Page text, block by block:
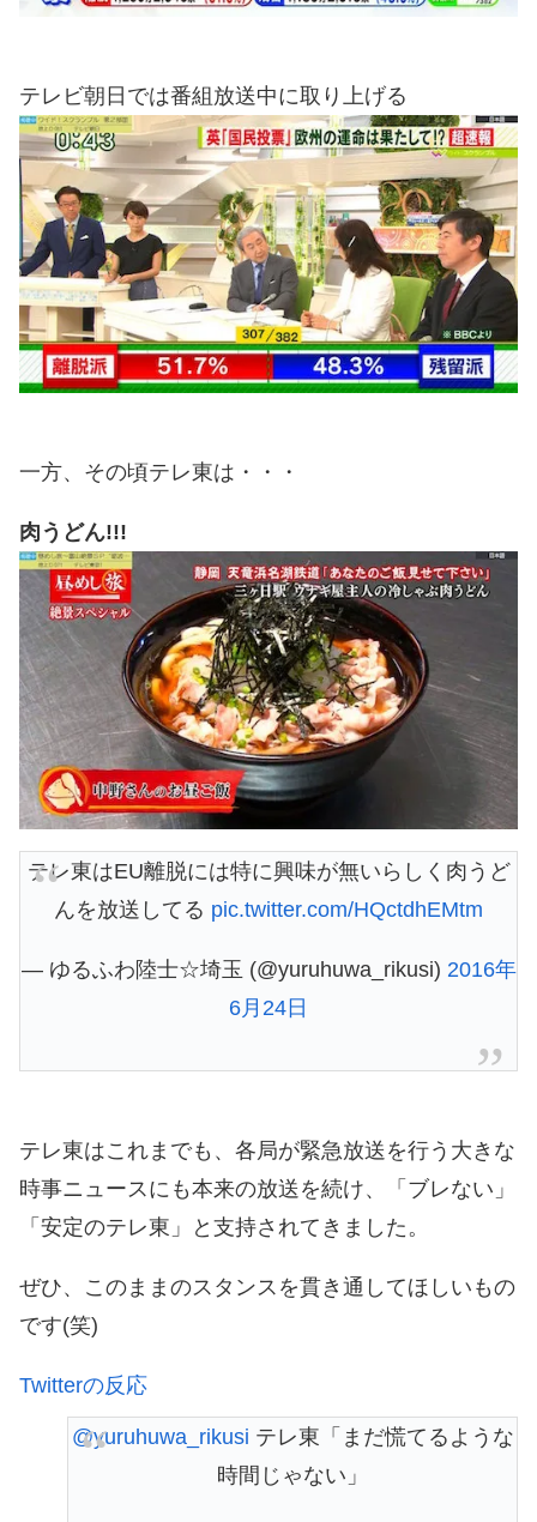
テレビ朝日では番組放送中に取り上げる
一方、その頃テレ東は・・・
肉うどん!!!
テレ東はEU離脱には特に興味が無いらしく肉うど
んを放送してる pic.twitter.com/HQctdhEMtm
— ゆるふわ陸士☆埼玉 (@yuruhuwa_rikusi) 2016年
6月24日
テレ東はこれまでも、各局が緊急放送を行う大きな
時事ニュースにも本来の放送を続け、「ブレない」
「安定のテレ東」と支持されてきました。
ぜひ、このままのスタンスを貫き通してほしいもの
です(笑)
Twitterの反応
@yuruhuwa_rikusi テレ東「まだ慌てるような
時間じゃない」